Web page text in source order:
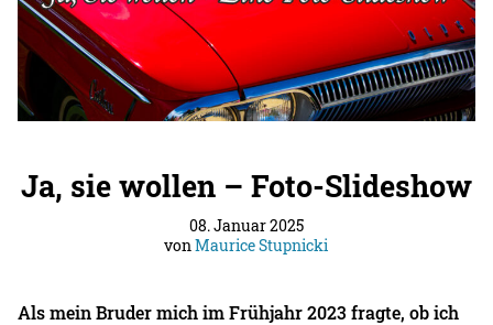
Ja, sie wollen – Foto-Slideshow
08. Januar 2025
vonMaurice Stupnicki
Als mein Bruder mich im Frühjahr 2023 fragte, ob ich